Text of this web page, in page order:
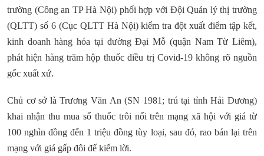
trường (Công an TP Hà Nội) phối hợp với Đội Quản lý thị trường
(QLTT) số 6 (Cục QLTT Hà Nội) kiểm tra đột xuất điểm tập kết,
kinh doanh hàng hóa tại đường Đại Mỗ (quận Nam Từ Liêm),
phát hiện hàng trăm hộp thuốc điều trị Covid-19 không rõ nguồn
gốc xuất xứ.
Chủ cơ sở là Trương Văn An (SN 1981; trú tại tỉnh Hải Dương)
khai nhận thu mua số thuốc trôi nổi trên mạng xã hội với giá từ
100 nghìn đồng đến 1 triệu đồng tùy loại, sau đó, rao bán lại trên
mạng với giá gấp đôi để kiếm lời.